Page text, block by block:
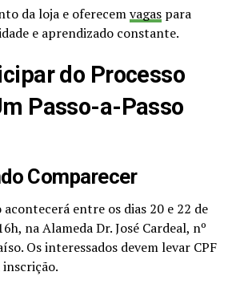
da loja e oferecemvagaspara
e aprendizado constante.
do Processo
Passo-a-Passo
Comparecer
entre os dias 20 e 22 de
na Alameda Dr. José Cardeal, nº
Os interessados devem levar CPF
inscrição.